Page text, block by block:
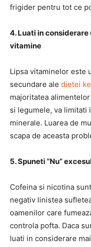
frigider pentru tot ce
4. Luati in
vitamine
Lipsa vitaminelor este
secundare ale dietei
majoritatea
si legumele, va
minerale. Luarea de
scapa de aceasta
5. Spuneti ”Nu”
Cofeina si nicotina
negativ linistea
oamenilor care
controla pofta. Daca
luati in considerare